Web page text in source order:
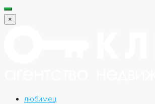
×
любимец